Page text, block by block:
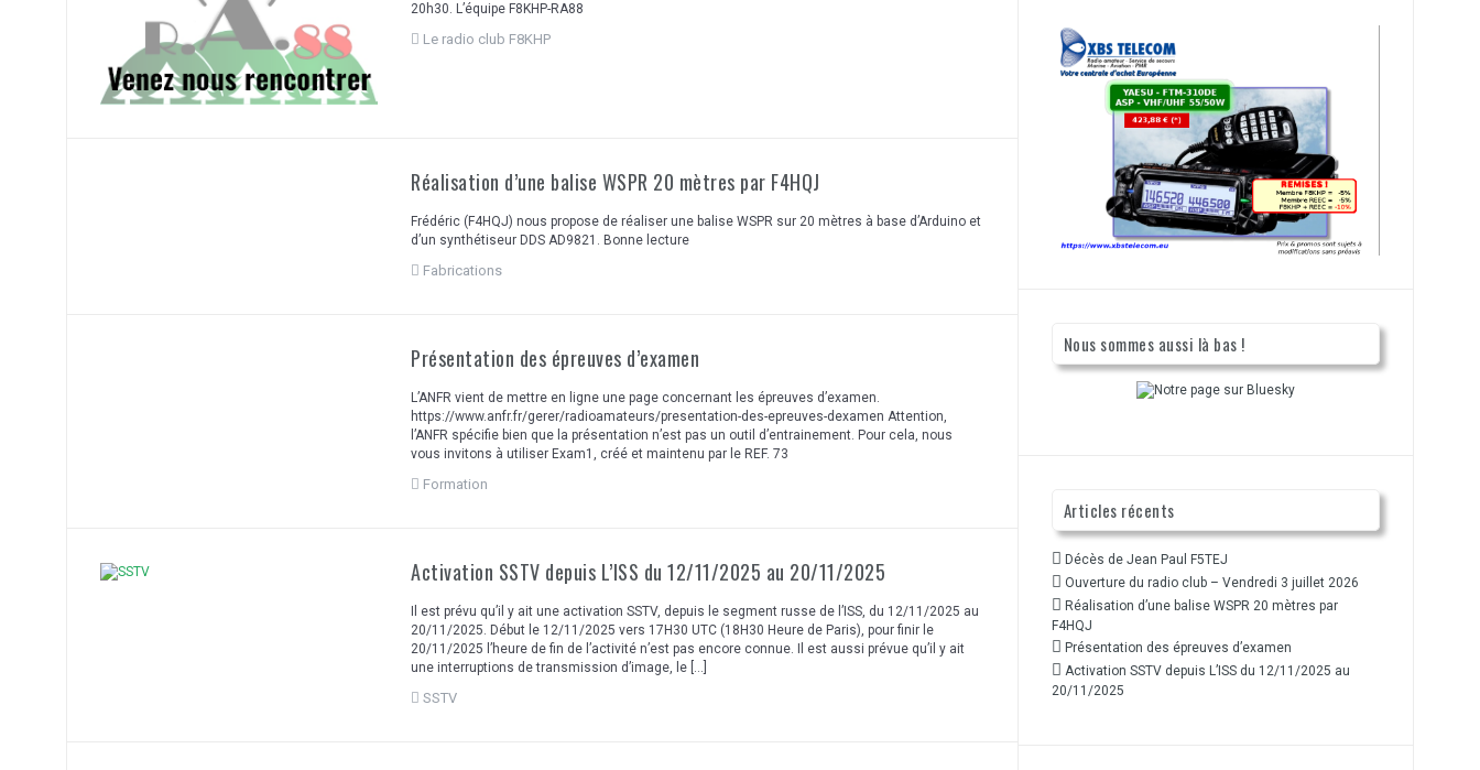
20h30. L’équipe F8KHP-RA88
Le radio club F8KHP
Réalisation d’une balise WSPR 20 mètres par F4HQJ
Frédéric (F4HQJ) nous propose de réaliser une balise WSPR sur 20 mètres à base d’Arduino et
d’un synthétiseur DDS AD9821. Bonne lecture
Fabrications
Présentation des épreuves d’examen
L’ANFR vient de mettre en ligne une page concernant les épreuves d’examen.
https://www.anfr.fr/gerer/radioamateurs/presentation-des-epreuves-dexamen Attention,
l’ANFR spécifie bien que la présentation n’est pas un outil d’entrainement. Pour cela, nous
vous invitons à utiliser Exam1, créé et maintenu par le REF. 73
Formation
Activation SSTV depuis L’ISS du 12/11/2025 au 20/11/2025
Il est prévu qu’il y ait une activation SSTV, depuis le segment russe de l’ISS, du 12/11/2025 au
20/11/2025. Début le 12/11/2025 vers 17H30 UTC (18H30 Heure de Paris), pour finir le
20/11/2025 l’heure de fin de l’activité n’est pas encore connue. Il est aussi prévue qu’il y ait
une interruptions de transmission d’image, le […]
SSTV
Nous sommes aussi là bas !
Articles récents
Décès de Jean Paul F5TEJ
Ouverture du radio club – Vendredi 3 juillet 2026
Réalisation d’une balise WSPR 20 mètres par
F4HQJ
Présentation des épreuves d’examen
Activation SSTV depuis L’ISS du 12/11/2025 au
20/11/2025